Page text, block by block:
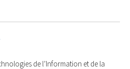
de l’Information et de la